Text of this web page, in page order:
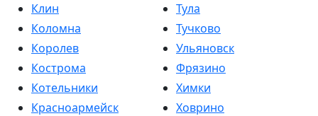
Клин
Коломна
Королев
Кострома
Котельники
Красноармейск
Тула
Тучково
Ульяновск
Фрязино
Химки
Ховрино